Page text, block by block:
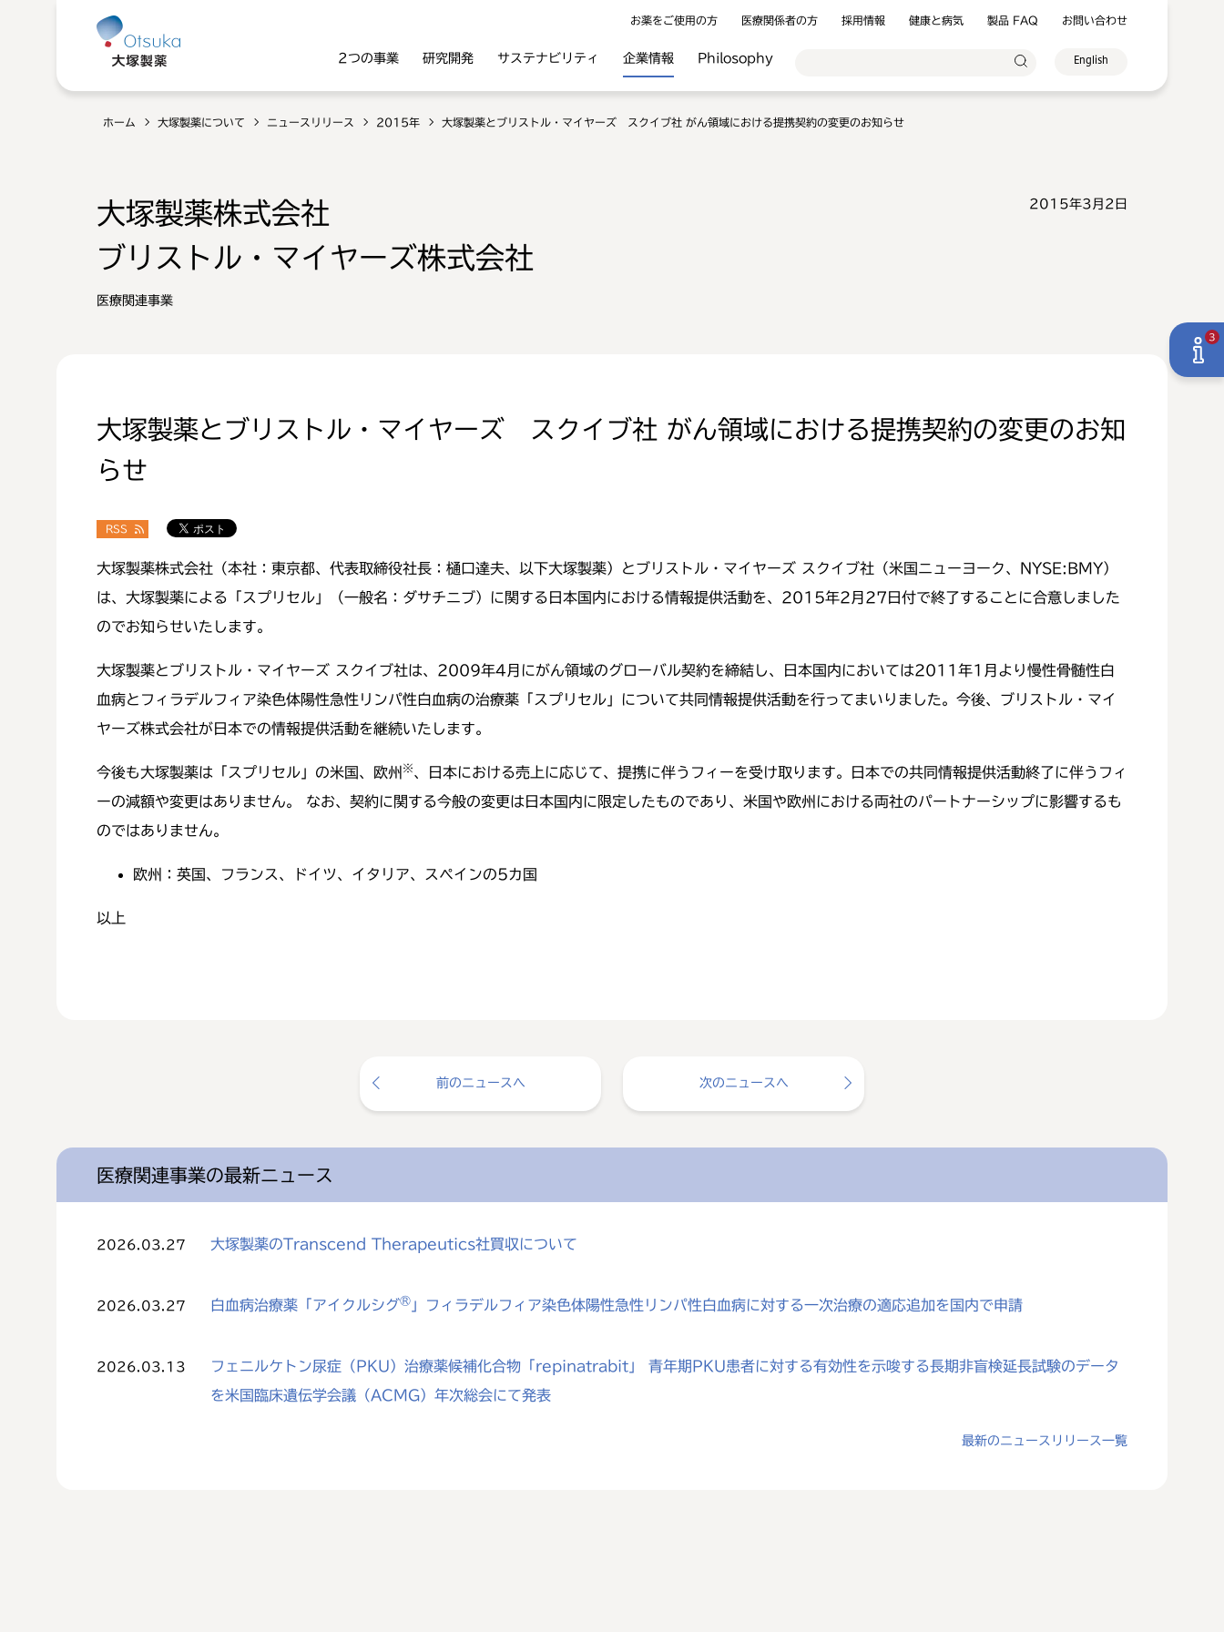
お薬をご使用の方 医療関係者の方 採用情報 健康と病気 製品 FAQ お問い合わせ
2つの事業 研究開発 サステナビリティ 企業情報 Philosophy English
ホーム 大塚製薬について ニュースリリース 2015年 大塚製薬とブリストル・マイヤーズ スクイブ社 がん領域における提携契約の変更のお知らせ
大塚製薬株式会社
ブリストル・マイヤーズ株式会社
医療関連事業
2015年3月2日
大塚製薬とブリストル・マイヤーズ スクイブ社 がん領域における提携契約の変更のお知
らせ
RSS
大塚製薬株式会社（本社：東京都、代表取締役社長：樋口達夫、以下大塚製薬）とブリストル・マイヤーズ スクイブ社（米国ニューヨーク、NYSE:BMY）
は、大塚製薬による「スプリセル」（一般名：ダサチニブ）に関する日本国内における情報提供活動を、2015年2月27日付で終了することに合意しました
のでお知らせいたします。
大塚製薬とブリストル・マイヤーズ スクイブ社は、2009年4月にがん領域のグローバル契約を締結し、日本国内においては2011年1月より慢性骨髄性白
血病とフィラデルフィア染色体陽性急性リンパ性白血病の治療薬「スプリセル」について共同情報提供活動を行ってまいりました。今後、ブリストル・マイ
ヤーズ株式会社が日本での情報提供活動を継続いたします。
今後も大塚製薬は「スプリセル」の米国、欧州 ※、日本における売上に応じて、提携に伴うフィーを受け取ります。日本での共同情報提供活動終了に伴うフィ
ーの減額や変更はありません。 なお、契約に関する今般の変更は日本国内に限定したものであり、米国や欧州における両社のパートナーシップに影響するも
のではありません。
欧州：英国、フランス、ドイツ、イタリア、スペインの5カ国
以上
前のニュースへ 次のニュースへ
医療関連事業の最新ニュース
2026.03.27 大塚製薬のTranscend Therapeutics社買収について
2026.03.27 白血病治療薬「アイクルシグ® 」フィラデルフィア染色体陽性急性リンパ性白血病に対する一次治療の適応追加を国内で申請
2026.03.13
フェニルケトン尿症（PKU）治療薬候補化合物「repinatrabit」 青年期PKU患者に対する有効性を示唆する長期非盲検延長試験のデータ
を米国臨床遺伝学会議（ACMG）年次総会にて発表
最新のニュースリリース一覧
3